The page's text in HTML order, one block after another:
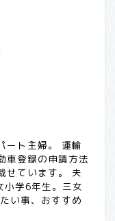
ート主婦。 運輸
車登録の申請方法
せています。 夫
学6年生。三女
い事、おすすめ